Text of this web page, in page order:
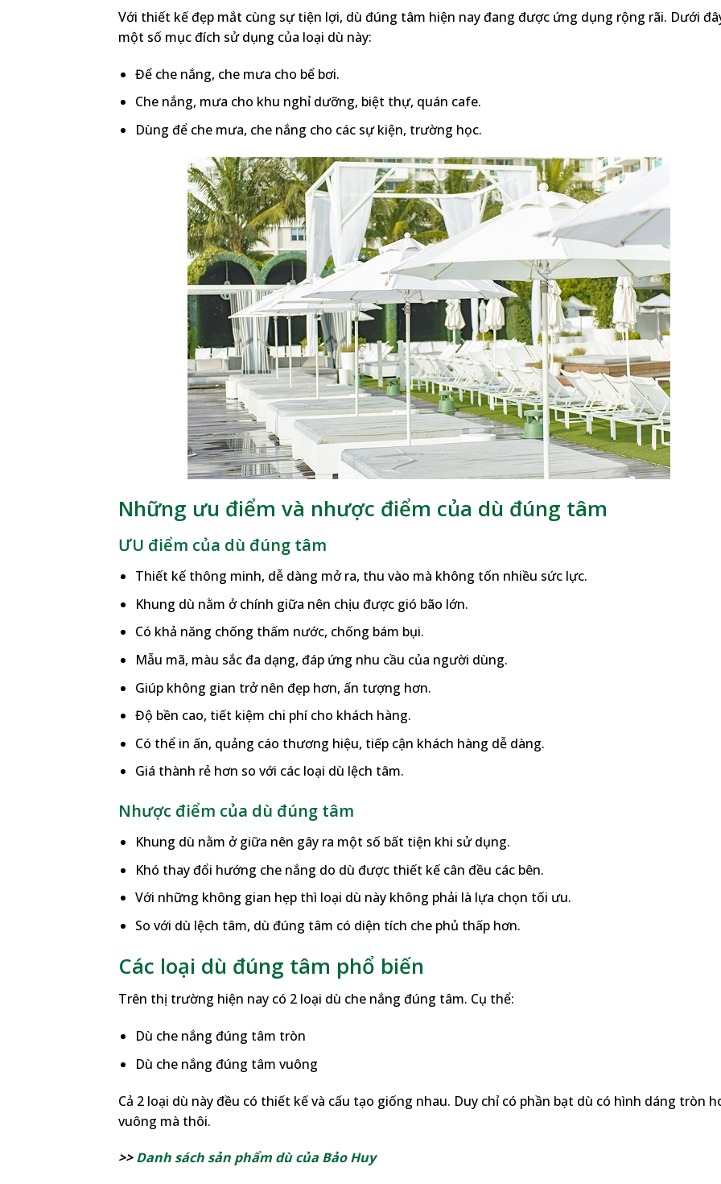
Với thiết kế đẹp mắt cùng sự tiện lợi, dù đúng tâm hiện nay đang được ứng dụng rộng rãi. Dưới
một số mục đích sử dụng của loại dù này:
Để che nắng, che mưa cho bể bơi.
Che nắng, mưa cho khu nghỉ dưỡng, biệt thự, quán cafe.
Dùng để che mưa, che nắng cho các sự kiện, trường học.
Những ưu điểm và nhược điểm của dù đúng tâm
ƯU điểm của dù đúng tâm
Thiết kế thông minh, dễ dàng mở ra, thu vào mà không tốn nhiều sức lực.
Khung dù nằm ở chính giữa nên chịu được gió bão lớn.
Có khả năng chống thấm nước, chống bám bụi.
Mẫu mã, màu sắc đa dạng, đáp ứng nhu cầu của người dùng.
Giúp không gian trở nên đẹp hơn, ấn tượng hơn.
Độ bền cao, tiết kiệm chi phí cho khách hàng.
Có thể in ấn, quảng cáo thương hiệu, tiếp cận khách hàng dễ dàng.
Giá thành rẻ hơn so với các loại dù lệch tâm.
Nhược điểm của dù đúng tâm
Khung dù nằm ở giữa nên gây ra một số bất tiện khi sử dụng.
Khó thay đổi hướng che nắng do dù được thiết kế cân đều các bên.
Với những không gian hẹp thì loại dù này không phải là lựa chọn tối ưu.
So với dù lệch tâm, dù đúng tâm có diện tích che phủ thấp hơn.
Các loại dù đúng tâm phổ biến
Trên thị trường hiện nay có 2 loại dù che nắng đúng tâm. Cụ thể:
Dù che nắng đúng tâm tròn
Dù che nắng đúng tâm vuông
Cả 2 loại dù này đều có thiết kế và cấu tạo giống nhau. Duy chỉ có phần bạt dù có hình dáng tròn
vuông mà thôi.
>>Danh sách sản phẩm dù của Bảo Huy